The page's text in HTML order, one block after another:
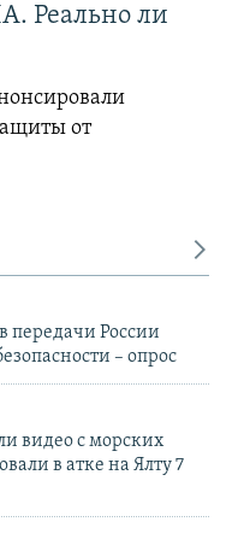
Реально ли
от
передачи России
– опрос
видео с морских
в атке на Ялту 7